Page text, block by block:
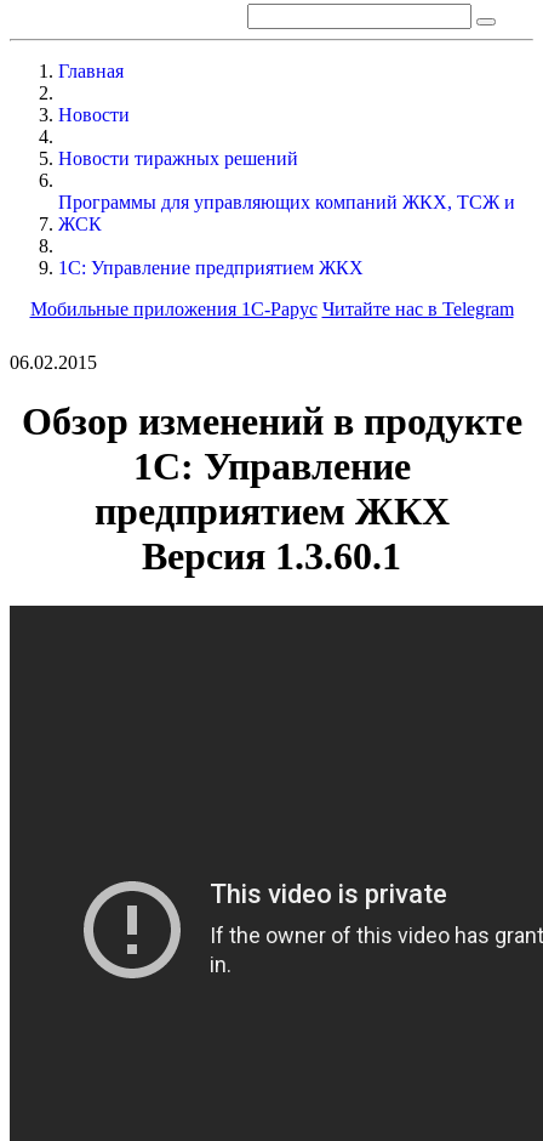
Главная
Новости
Новости тиражных решений
Программы для управляющих компаний ЖКХ, ТСЖ и
ЖСК
1С: Управление предприятием ЖКХ
Мобильные приложения 1С-Рарус Читайте нас в Telegram
06.02.2015
Обзор изменений в продукте
1С: Управление
предприятием ЖКХ
Версия 1.3.60.1